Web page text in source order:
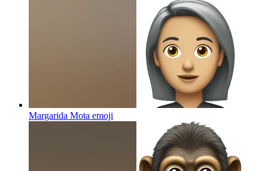
Margarida Mota emoji